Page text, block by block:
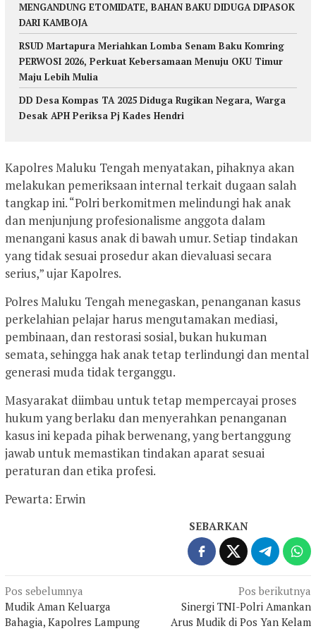
MENGANDUNG ETOMIDATE, BAHAN BAKU DIDUGA DIPASOK
DARI KAMBOJA
RSUD Martapura Meriahkan Lomba Senam Baku Komring
PERWOSI 2026, Perkuat Kebersamaan Menuju OKU Timur
Maju Lebih Mulia
DD Desa Kompas TA 2025 Diduga Rugikan Negara, Warga
Desak APH Periksa Pj Kades Hendri
Kapolres Maluku Tengah menyatakan, pihaknya akan
melakukan pemeriksaan internal terkait dugaan salah
tangkap ini. “Polri berkomitmen melindungi hak anak
dan menjunjung profesionalisme anggota dalam
menangani kasus anak di bawah umur. Setiap tindakan
yang tidak sesuai prosedur akan dievaluasi secara
serius,” ujar Kapolres.
Polres Maluku Tengah menegaskan, penanganan kasus
perkelahian pelajar harus mengutamakan mediasi,
pembinaan, dan restorasi sosial, bukan hukuman
semata, sehingga hak anak tetap terlindungi dan mental
generasi muda tidak terganggu.
Masyarakat diimbau untuk tetap mempercayai proses
hukum yang berlaku dan menyerahkan penanganan
kasus ini kepada pihak berwenang, yang bertanggung
jawab untuk memastikan tindakan aparat sesuai
peraturan dan etika profesi.
Pewarta: Erwin
SEBARKAN
Navigasi
pos
Pos sebelumnya
Mudik Aman Keluarga
Bahagia, Kapolres Lampung
Pos berikutnya
Sinergi TNI-Polri Amankan
Arus Mudik di Pos Yan Kelam